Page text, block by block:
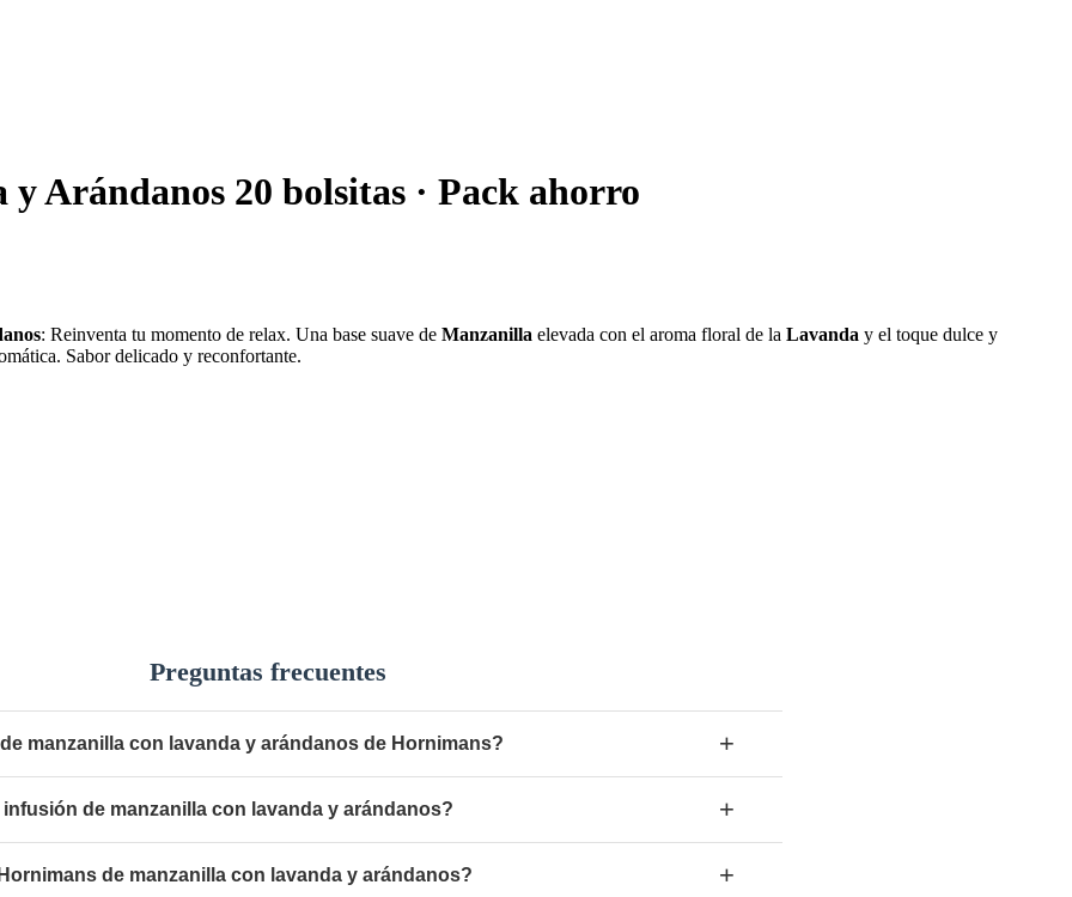
Arándanos 20 bolsitas · Pack ahorro
: Reinventa tu momento de relax. Una base suave de Manzanilla elevada con el aroma floral de la Lavanda y el toque dulce y
Sabor delicado y reconfortante.
Preguntas frecuentes
manzanilla con lavanda y arándanos de Hornimans? +
de manzanilla con lavanda y arándanos? +
de manzanilla con lavanda y arándanos? +